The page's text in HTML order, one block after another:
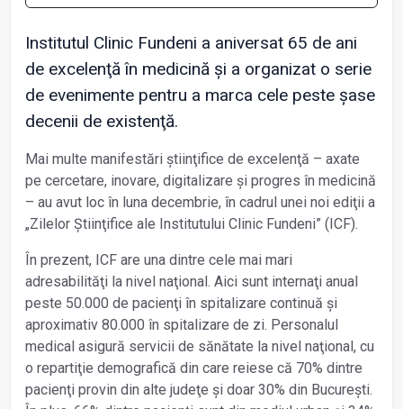
Institutul Clinic Fundeni a aniversat 65 de ani
de excelenţă în medicină și a organizat o serie
de evenimente pentru a marca cele peste șase
decenii de existenţă.
Mai multe manifestări știinţifice de excelenţă – axate
pe cercetare, inovare, digitalizare și progres în medicină
– au avut loc în luna decembrie, în cadrul unei noi ediţii a
„Zilelor Știinţifice ale Institutului Clinic Fundeni” (ICF).
În prezent, ICF are una dintre cele mai mari
adresabilităţi la nivel naţional. Aici sunt internaţi anual
peste 50.000 de pacienţi în spitalizare continuă și
aproximativ 80.000 în spitalizare de zi. Personalul
medical asigură servicii de sănătate la nivel naţional, cu
o repartiţie demografică din care reiese că 70% dintre
pacienţi provin din alte judeţe și doar 30% din București.